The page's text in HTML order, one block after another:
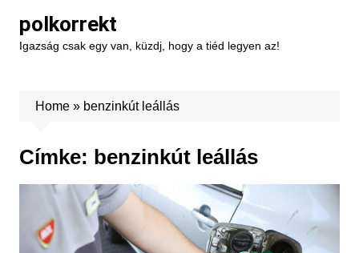
content
polkorrekt
Igazság csak egy van, küzdj, hogy a tiéd legyen az!
Home» benzinkút leállás
Címke: benzinkút leállás